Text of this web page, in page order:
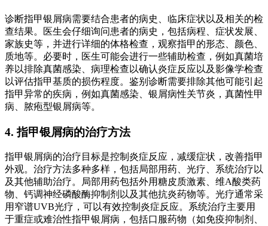
诊断指甲银屑病需要结合患者的病史、临床症状以及相关的检
查结果。医生会仔细询问患者的病史，包括病程、症状发展、
家族史等，并进行详细的体格检查，观察指甲的形态、颜色、
质地等。必要时，医生可能会进行一些辅助检查，例如真菌培
养以排除真菌感染、病理检查以确认炎症反应以及影像学检查
以评估指甲基质的损伤程度。鉴别诊断需要排除其他可能引起
指甲异常的疾病，例如真菌感染、银屑病性关节炎，真菌性甲
病、脓疱型银屑病等。
4. 指甲银屑病的治疗方法
指甲银屑病的治疗目标是控制炎症反应，减缓症状，改善指甲
外观。治疗方法多种多样，包括局部用药、光疗、系统治疗以
及其他辅助治疗。局部用药包括外用糖皮质激素、维A酸类药
物、钙调神经磷酸酶抑制剂以及其他抗炎药物等。光疗通常采
用窄谱UVB光疗，可以有效控制炎症反应。系统治疗主要用
于重症或难治性指甲银屑病，包括口服药物（如免疫抑制剂、